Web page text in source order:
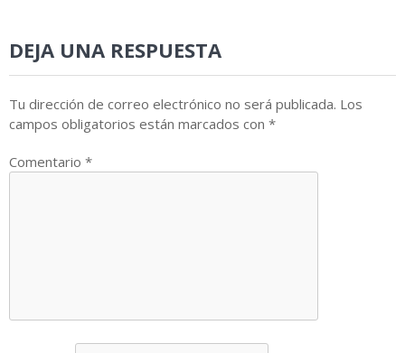
DEJA UNA RESPUESTA
Tu dirección de correo electrónico no será publicada. Los
campos obligatorios están marcados con *
Comentario *